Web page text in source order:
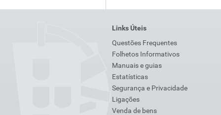
Links Úteis
Questões Frequentes
Folhetos Informativos
Manuais e guias
Estatísticas
Segurança e Privacidade
Ligações
Venda de bens